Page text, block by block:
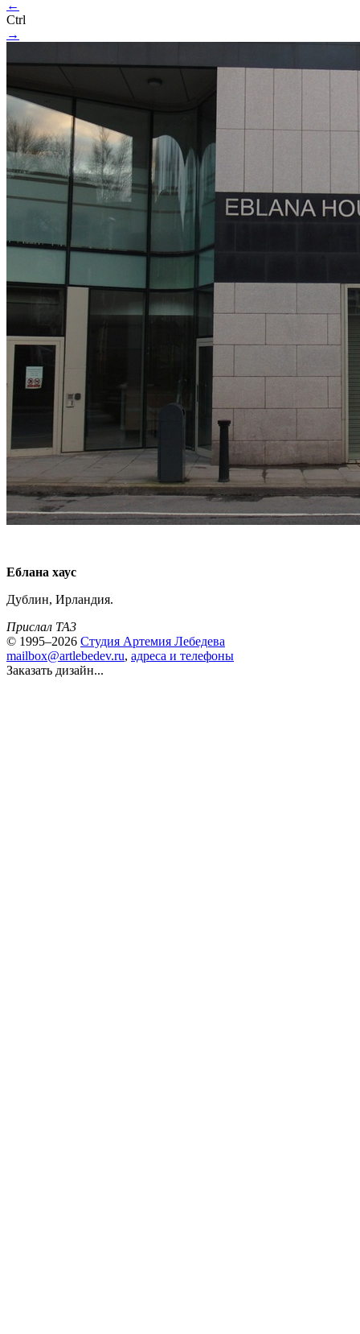
←
Ctrl
→
Еблана хаус
Дублин, Ирландия.
Прислал TA3
© 1995–2026 Студия Артемия Лебедева
mailbox@artlebedev.ru, адреса и телефоны
Заказать дизайн...